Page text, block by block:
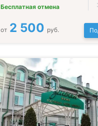
Бесплатная отмена
от 2 500 руб.